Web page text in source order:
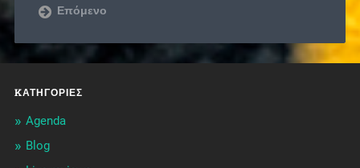
Επόμενο
KΑΤΗΓΟΡΊΕΣ
Agenda
Blog